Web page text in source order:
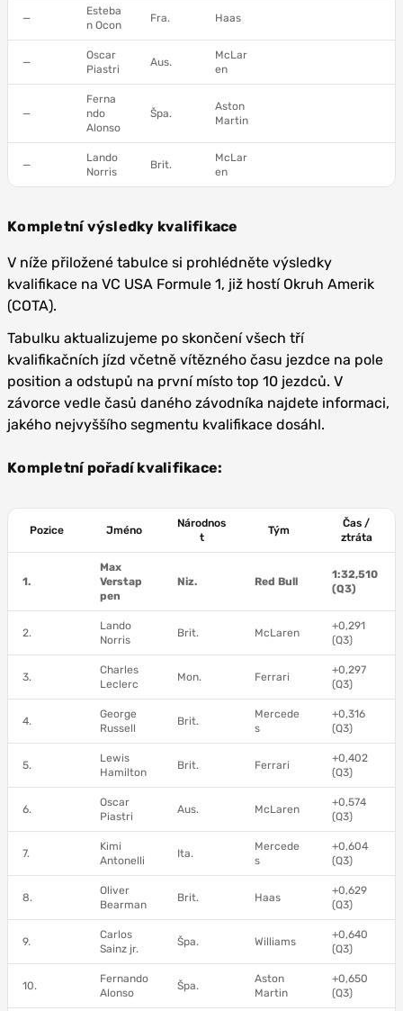
—
Esteba
n Ocon
Fra. Haas
—
Oscar
Piastri
Aus.
McLar
en
—
Ferna
ndo
Alonso
Špa.
Aston
Martin
—
Lando
Norris
Brit.
McLar
en
Kompletní výsledky kvalifikace
V níže přiložené tabulce si prohlédněte výsledky
kvalifikace na VC USA Formule 1, již hostí Okruh Amerik
(COTA).
Tabulku aktualizujeme po skončení všech tří
kvalifikačních jízd včetně vítězného času jezdce na pole
position a odstupů na první místo top 10 jezdců. V
závorce vedle časů daného závodníka najdete informaci,
jakého nejvyššího segmentu kvalifikace dosáhl.
Kompletní pořadí kvalifikace:
Pozice Jméno
Národnos
t
Tým
Čas /
ztráta
1.
Max
Verstap
pen
Niz. Red Bull
1:32,510
(Q3)
2.
Lando
Norris
Brit. McLaren
+0,291
(Q3)
3.
Charles
Leclerc
Mon. Ferrari
+0,297
(Q3)
4.
George
Russell
Brit.
Mercede
s
+0,316
(Q3)
5.
Lewis
Hamilton
Brit. Ferrari
+0,402
(Q3)
6.
Oscar
Piastri
Aus. McLaren
+0,574
(Q3)
7.
Kimi
Antonelli
Ita.
Mercede
s
+0,604
(Q3)
8.
Oliver
Bearman
Brit. Haas
+0,629
(Q3)
9.
Carlos
Sainz jr.
Špa. Williams
+0,640
(Q3)
10.
Fernando
Alonso
Špa.
Aston
Martin
+0,650
(Q3)